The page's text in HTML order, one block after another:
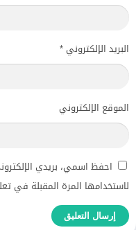
البريد الإلكتروني *
الموقع الإلكتروني
احفظ اسمي، بريدي
لاستخدامها المرة المقبلة في